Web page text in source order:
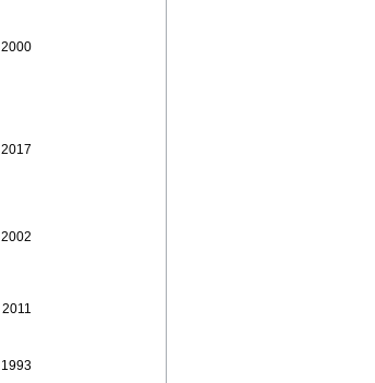
2000
2017
2002
2011
1993